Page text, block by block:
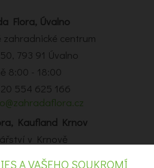
Flora, Úvalno
zahradnické centrum
793 91 Úvalno
8:00 - 18:00
554 625 166
Kaufland Krnov
v Krnově
Krnov, Opavská 14, Krnov
A VAŠEHO SOUKROMÍ